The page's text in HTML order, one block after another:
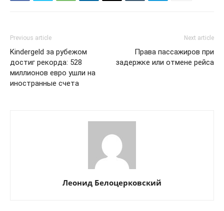
Previous article
Kindergeld за рубежом
достиг рекорда: 528
миллионов евро ушли на
иностранные счета
Next article
Права пассажиров при
задержке или отмене рейса
Леонид Белоцерковский